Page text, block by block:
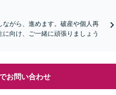
ながら、進めます。破産や個人再
向け、ご一緒に頑張りましょう
お問い合わせ